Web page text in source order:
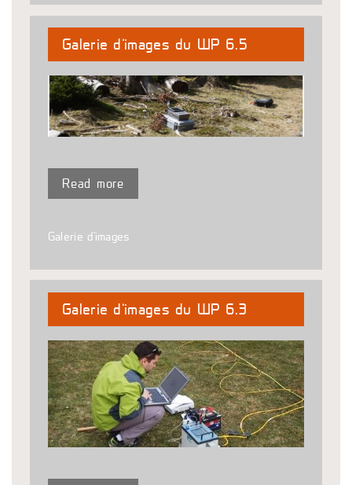
Galerie d’images du WP 6.5
Read more
Galerie d'images
Galerie d’images du WP 6.3